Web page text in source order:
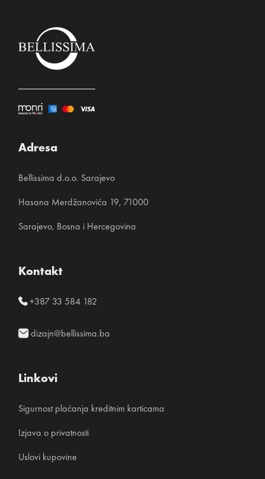
Adresa
Bellissima d.o.o. Sarajevo
Hasana Merdžanovića 19, 71000
Sarajevo, Bosna i Hercegovina
Kontakt
+387 33 584 182
dizajn@bellissima.ba
Linkovi
Sigurnost plaćanja kreditnim karticama
Izjava o privatnosti
Uslovi kupovine